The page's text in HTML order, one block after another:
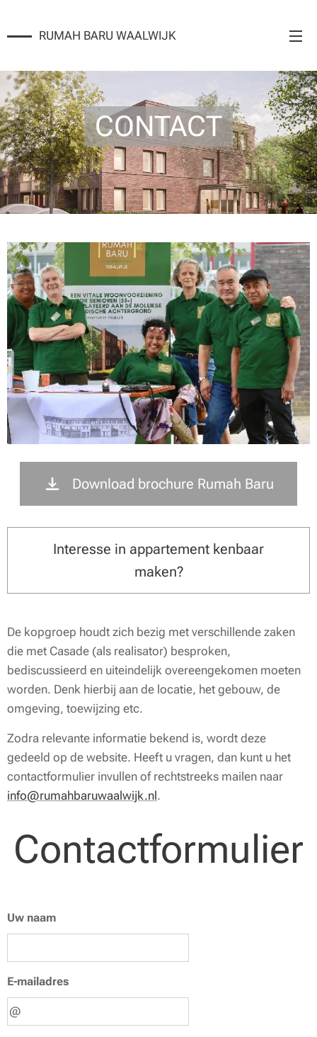
RUMAH BARU WAALWIJK
CONTACT
Download brochure Rumah Baru
Interesse in appartement kenbaar
maken?
De kopgroep houdt zich bezig met verschillende zaken
die met Casade (als realisator) besproken,
bediscussieerd en uiteindelijk overeengekomen moeten
worden. Denk hierbij aan de locatie, het gebouw, de
omgeving, toewijzing etc.
Zodra relevante informatie bekend is, wordt deze
gedeeld op de website. Heeft u vragen, dan kunt u het
contactformulier invullen of rechtstreeks mailen naar
info@rumahbaruwaalwijk.nl.
Contactformulier
Uw naam
E-mailadres